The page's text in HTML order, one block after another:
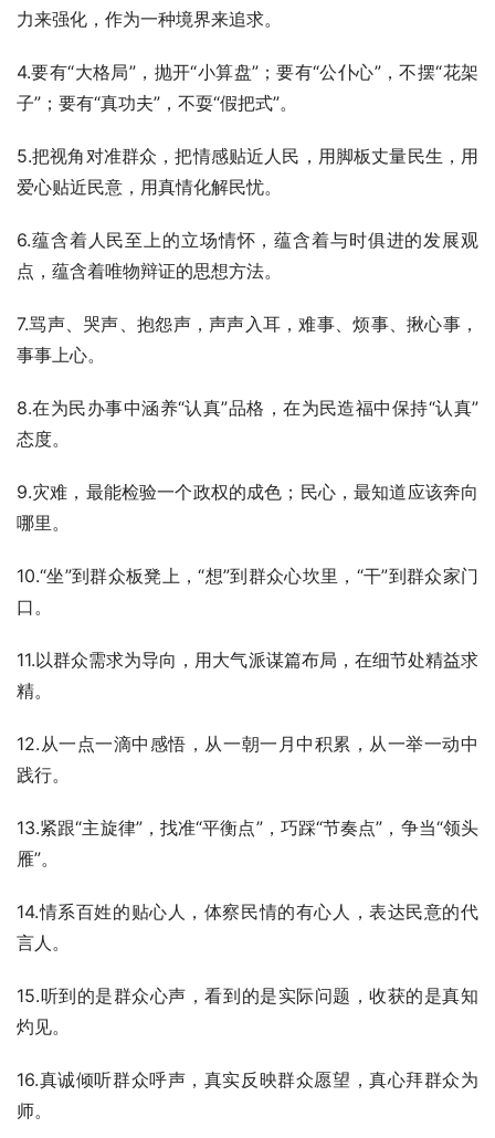
力来强化，作为一种境界来追求。
4.要有“大格局”，抛开“小算盘”；要有“公仆心”，不摆“花架
子”；要有“真功夫”，不耍“假把式”。
5.把视角对准群众，把情感贴近人民，用脚板丈量民生，用
爱心贴近民意，用真情化解民忧。
6.蕴含着人民至上的立场情怀，蕴含着与时俱进的发展观
点，蕴含着唯物辩证的思想方法。
7.骂声、哭声、抱怨声，声声入耳，难事、烦事、揪心事，
事事上心。
8.在为民办事中涵养“认真”品格，在为民造福中保持“认真”
态度。
9.灾难，最能检验一个政权的成色；民心，最知道应该奔向
哪里。
10.“坐”到群众板凳上，“想”到群众心坎里，“干”到群众家门
口。
11.以群众需求为导向，用大气派谋篇布局，在细节处精益求
精。
12.从一点一滴中感悟，从一朝一月中积累，从一举一动中
践行。
13.紧跟“主旋律”，找准“平衡点”，巧踩“节奏点”，争当“领头
雁”。
14.情系百姓的贴心人，体察民情的有心人，表达民意的代
言人。
15.听到的是群众心声，看到的是实际问题，收获的是真知
灼见。
16.真诚倾听群众呼声，真实反映群众愿望，真心拜群众为
师。